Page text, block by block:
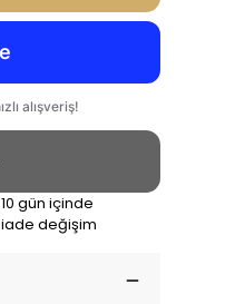
10 gün içinde
iade değişim